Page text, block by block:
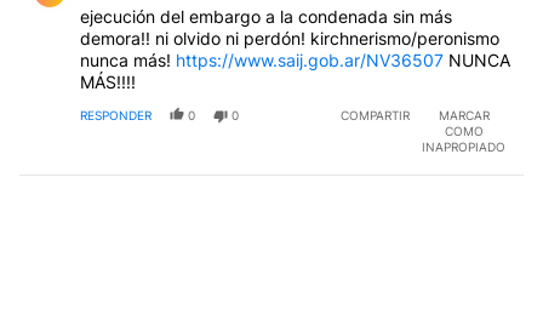
ejecución del embargo a la condenada sin más
demora!! ni olvido ni perdón! kirchnerismo/peronismo
nunca más! https://www.saij.gob.ar/NV36507 NUNCA
MÁS!!!!
RESPONDER 0 0 COMPARTIR
MARCAR
COMO
INAPROPIADO